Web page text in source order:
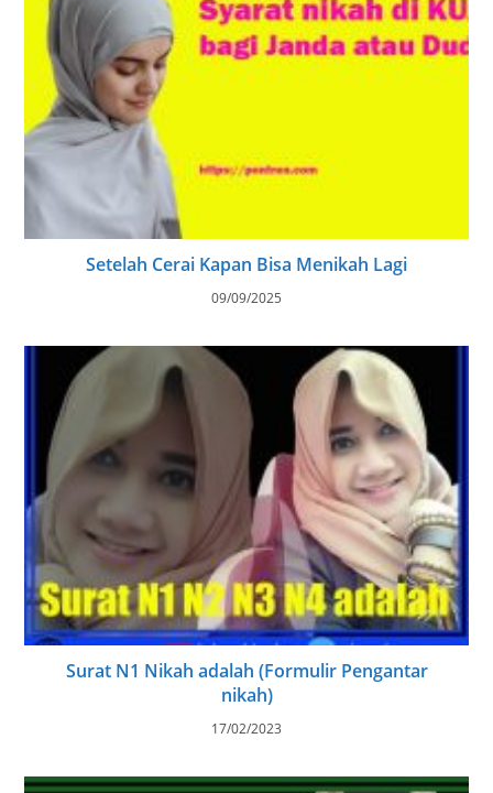
Setelah Cerai Kapan Bisa Menikah Lagi
09/09/2025
Surat N1 Nikah adalah (Formulir Pengantar
nikah)
17/02/2023